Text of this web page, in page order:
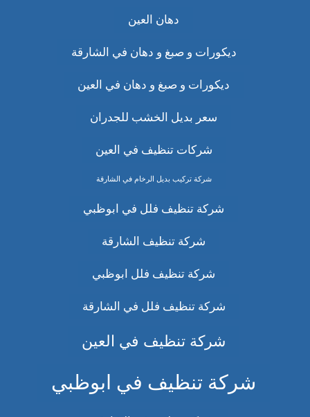
دهان العين
ديكورات و صبغ و دهان في الشارقة
ديكورات و صبغ و دهان في العين
سعر بديل الخشب للجدران
شركات تنظيف في العين
شركة تركيب بديل الرخام في الشارقة
شركة تنظيف فلل في ابوظبي
شركة تنظيف الشارقة
شركة تنظيف فلل ابوظبي
شركة تنظيف فلل في الشارقة
شركة تنظيف في العين
شركة تنظيف في ابوظبي